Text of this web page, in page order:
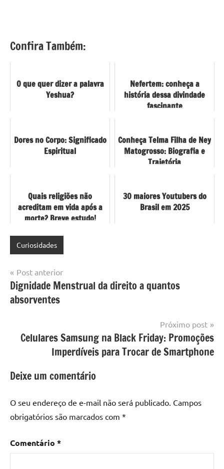
Confira Também:
O que quer dizer a palavra
Yeshua?
Nefertem: conheça a
história dessa divindade
fascinante
Dores no Corpo: Significado
Espiritual
Conheça Telma Filha de Ney
Matogrosso: Biografia e
Trajetória
Quais religiões não
acreditam em vida após a
morte? Breve estudo!
30 maiores Youtubers do
Brasil em 2025
Curiosidades
Navegação
de
Post
Post anterior
Dignidade Menstrual da direito a quantos
absorventes
Próximo post
Celulares Samsung na Black Friday: Promoções
Imperdíveis para Trocar de Smartphone
Deixe um comentário
O seu endereço de e-mail não será publicado. Campos
obrigatórios são marcados com *
Comentário *